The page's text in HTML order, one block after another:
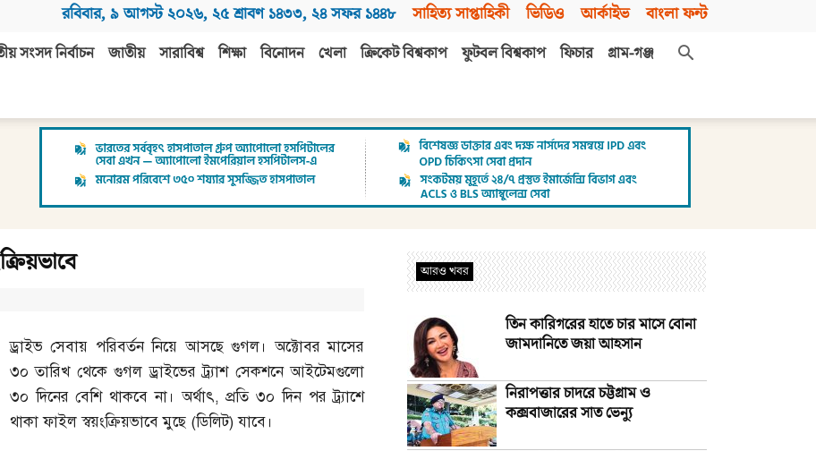
রবিবার, ৯ আগস্ট ২০২৬, ২৫ শ্রাবণ ১৪৩৩, ২৪ সফর ১৪৪৮ সাহিত্য সাপ্তাহিকী ভিডিও আর্কাইভ বাংলা ফন্ট
সংসদ নির্বাচন জাতীয় সারাবিশ্ব শিক্ষা বিনোদন খেলা ক্রিকেট বিশ্বকাপ ফুটবল বিশ্বকাপ ফিচার
গ্রাম-গঞ্জ
ড্রাইভ সেবায় পরিবর্তন নিয়ে আসছে গুগল। অক্টোবর মাসের
৩০ তারিখ থেকে গুগল ড্রাইভের ট্র্যাশ সেকশনে আইটেমগুলো
৩০ দিনের বেশি থাকবে না। অর্থাৎ,প্রতি ৩০ দিন পর ট্র্যাশে
থাকা ফাইল স্বয়ংক্রিয়ভাবে মুছে (ডিলিট)যাবে।
আরও খবর
তিন কারিগরের হাতে চার মাসে বোনা
জামদানিতে জয়া আহসান
নিরাপত্তার চাদরে চট্টগ্রাম ও
কক্সবাজারের সাত ভেন্যু